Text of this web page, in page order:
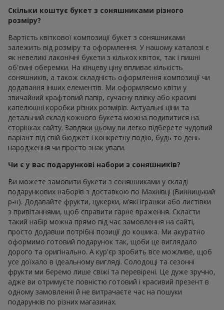
Скільки коштує букет з соняшниками різного
розміру?
Вартість квіткової композиції букет з соняшниками
залежить від розміру та оформлення. У нашому каталозі є
як невеликі лаконічні букети з кількох квіток, так і пишні
об'ємні оберемки. На кінцеву ціну впливає кількість
соняшників, а також складність оформлення композиції чи
додавання інших елементів. Ми оформляємо квіти у
звичайний крафтовий папір, сучасну плівку або красиві
капелюшні коробки різних розмірів. Актуальні ціни та
детальний склад кожного букета можна подивитися на
сторінках сайту. Завдяки цьому ви легко підберете чудовий
варіант під свій бюджет і конкретну подію, будь то день
народження чи просто знак уваги.
Чи є у вас подарункові набори з соняшників?
Ви можете замовити букети з соняшниками у складі
подарункових наборів з доставкою по Махнівці (Винницький
р-н). Додавайте фрукти, цукерки, м’які іграшки або листівки
з привітаннями, щоб справити гарне враження. Скласти
такий набір можна прямо під час замовлення на сайті,
просто додавши потрібні позиції до кошика. Ми акуратно
оформимо готовий подарунок так, щоби це виглядало
дорого та оригінально. А кур'єр зробить все можливе, щоб
усе доїхало в ідеальному вигляді. Солодощі та сезонні
фрукти ми беремо лише свіжі та перевірені. Це дуже зручно,
адже ви отримуєте повністю готовий і красивий презент в
одному замовленні й не витрачаєте час на пошуки
подарунків по різних магазинах.